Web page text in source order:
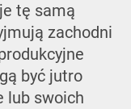
tę samą
zachodni
być jutro
lub swoich